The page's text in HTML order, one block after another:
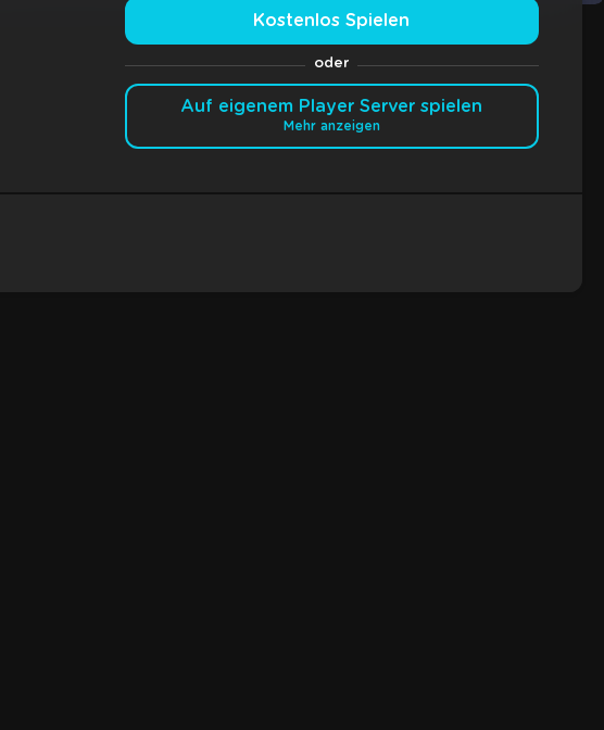
Kostenlos Spielen
oder
Auf eigenem Player Server spielen
Mehr anzeigen